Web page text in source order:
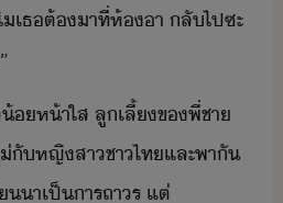
​เธ​ต้​าที​่​ห้​า​ ​ลั​ไป​ซะ​
​ห้า​ใส​ ​ลูเลี้​ข​พี่ชา​
​ั​หญิสา​ชาไท​และ​พาั​
า​เป็าร​ถาร​ ​แต่​